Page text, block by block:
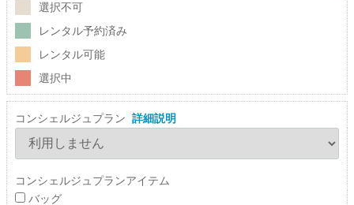
選択不可
レンタル予約済み
レンタル可能
選択中
コンシェルジュプラン 詳細説明
コンシェルジュプランアイテム
バッグ